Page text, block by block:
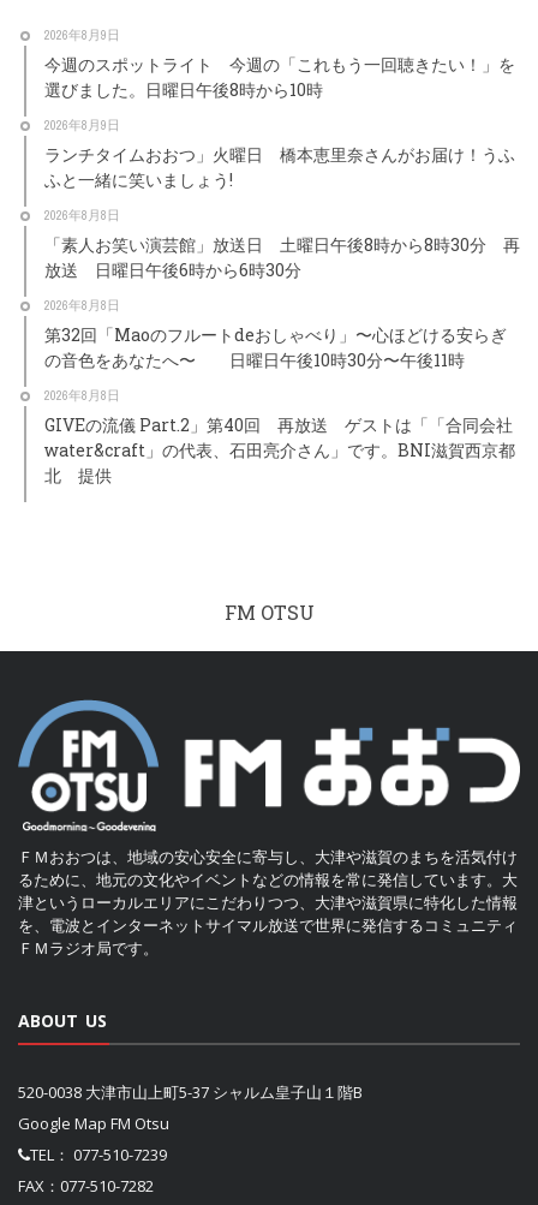
2026年8月9日
今週のスポットライト 今週の「これもう一回聴きたい！」を
選びました。日曜日午後8時から10時
2026年8月9日
ランチタイムおおつ」火曜日 橋本恵里奈さんがお届け！うふ
ふと一緒に笑いましょう!
2026年8月8日
「素人お笑い演芸館」放送日 土曜日午後8時から8時30分 再
放送 日曜日午後6時から6時30分
2026年8月8日
第32回「Maoのフルートdeおしゃべり」〜心ほどける安らぎ
の音色をあなたへ〜 日曜日午後10時30分〜午後11時
2026年8月8日
GIVEの流儀 Part.2」第40回 再放送 ゲストは「「合同会社
water&craft」の代表、石田亮介さん」です。BNI滋賀西京都
北 提供
FM OTSU
ＦＭおおつは、地域の安心安全に寄与し、大津や滋賀のまちを活気付け
るために、地元の文化やイベントなどの情報を常に発信しています。大
津というローカルエリアにこだわりつつ、大津や滋賀県に特化した情報
を、電波とインターネットサイマル放送で世界に発信するコミュニティ
ＦＭラジオ局です。
ABOUT US
520-0038 大津市山上町5-37 シャルム皇子山１階B
Google Map FM Otsu
TEL： 077-510-7239
FAX：077-510-7282